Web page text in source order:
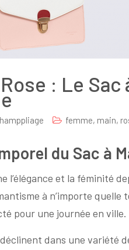
: Le
femme, main,
du Sac à
l’élégance et la féminité
à n’importe quelle
pour une journée en ville.
dans une variété